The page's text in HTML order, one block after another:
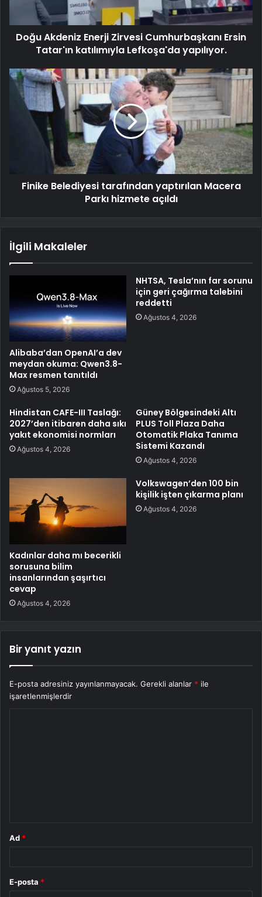
Doğu Akdeniz Enerji Zirvesi Cumhurbaşkanı Ersin
Tatar'ın katılımıyla Lefkoşa'da yapılıyor.
Finike Belediyesi tarafından yaptırılan Macera
Parkı hizmete açıldı
İlgili Makaleler
Alibaba’dan OpenAI’a dev
meydan okuma: Qwen3.8-
Max resmen tanıtıldı
Ağustos 5, 2026
NHTSA, Tesla’nın far sorunu
için geri çağırma talebini
reddetti
Ağustos 4, 2026
Hindistan CAFE-III Taslağı:
2027’den itibaren daha sıkı
yakıt ekonomisi normları
Ağustos 4, 2026
Güney Bölgesindeki Altı
PLUS Toll Plaza Daha
Otomatik Plaka Tanıma
Sistemi Kazandı
Ağustos 4, 2026
Kadınlar daha mı becerikli
sorusuna bilim
insanlarından şaşırtıcı
cevap
Ağustos 4, 2026
Volkswagen’den 100 bin
kişilik işten çıkarma planı
Ağustos 4, 2026
Bir yanıt yazın
E-posta adresiniz yayınlanmayacak. Gerekli alanlar * ile
işaretlenmişlerdir
Ad *
E-posta *